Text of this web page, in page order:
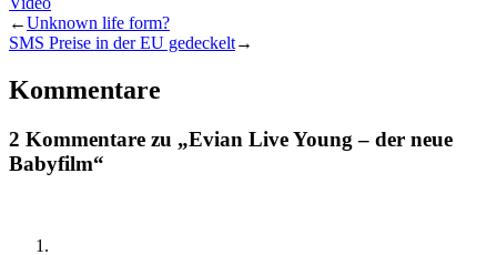
←Unknown life form?
SMS Preise in der EU gedeckelt→
Kommentare
2 Kommentare zu „Evian Live Young – der neue
Babyfilm“